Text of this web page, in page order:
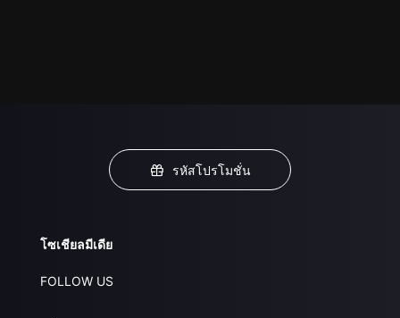
รหัสโปรโมชั่น
โซเชียลมีเดีย
FOLLOW US